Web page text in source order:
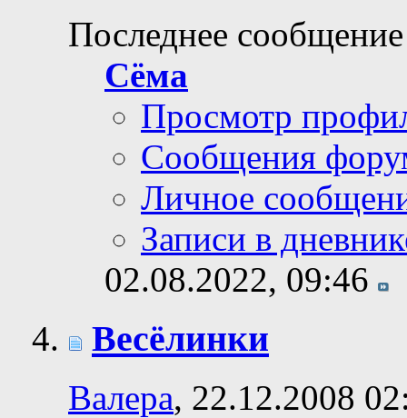
Последнее
Сёма
Просмотр
Сообщения
Личное
Записи в
02.08.2022, 09:46
Весёлинки
Валера, 22.12.2008